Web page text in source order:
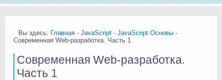
Вы здесь: Главная - JavaScript - JavaScript Основы -
Современная Web-разработка. Часть 1
Современная Web-разработка.
Часть 1